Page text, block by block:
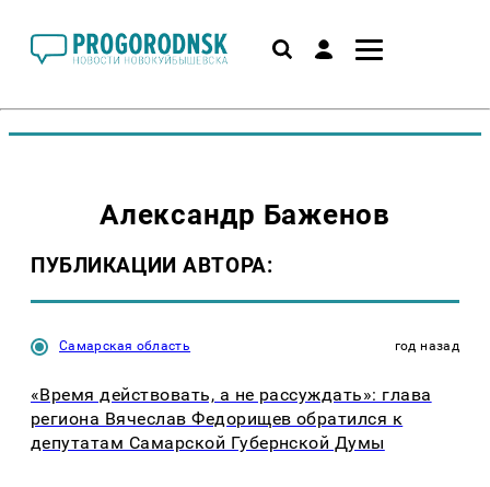
Александр Баженов
ПУБЛИКАЦИИ АВТОРА:
Самарская область год назад
«Время действовать, а не рассуждать»: глава
региона Вячеслав Федорищев обратился к
депутатам Самарской Губернской Думы